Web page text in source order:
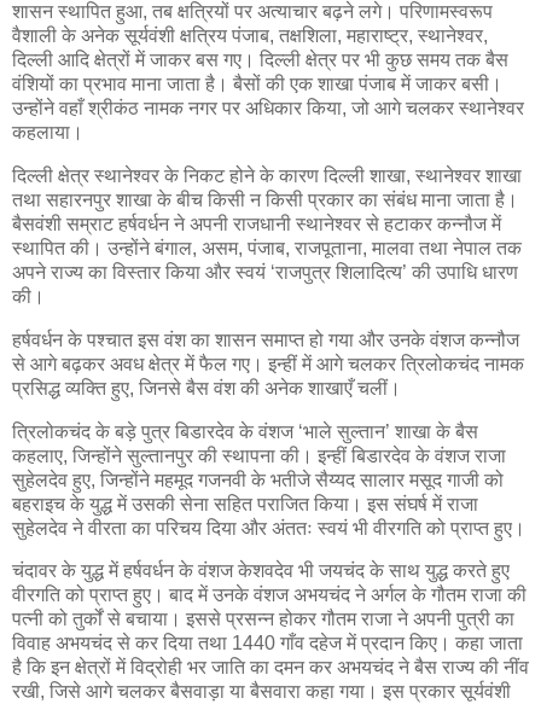
शासन स्थापित हुआ, तब क्षत्रियों पर अत्याचार बढ़ने लगे। परिणामस्वरूप
वैशाली के अनेक सूर्यवंशी क्षत्रिय पंजाब, तक्षशिला, महाराष्ट्र, स्थानेश्वर,
दिल्ली आदि क्षेत्रों में जाकर बस गए। दिल्ली क्षेत्र पर भी कुछ समय तक बैस
वंशियों का प्रभाव माना जाता है। बैसों की एक शाखा पंजाब में जाकर बसी।
उन्होंने वहाँ श्रीकंठ नामक नगर पर अधिकार किया, जो आगे चलकर स्थानेश्वर
कहलाया।
दिल्ली क्षेत्र स्थानेश्वर के निकट होने के कारण दिल्ली शाखा, स्थानेश्वर शाखा
तथा सहारनपुर शाखा के बीच किसी न किसी प्रकार का संबंध माना जाता है।
बैसवंशी सम्राट हर्षवर्धन ने अपनी राजधानी स्थानेश्वर से हटाकर कन्नौज में
स्थापित की। उन्होंने बंगाल, असम, पंजाब, राजपूताना, मालवा तथा नेपाल तक
अपने राज्य का विस्तार किया और स्वयं ‘राजपुत्र शिलादित्य’ की उपाधि धारण
की।
हर्षवर्धन के पश्चात इस वंश का शासन समाप्त हो गया और उनके वंशज कन्नौज
से आगे बढ़कर अवध क्षेत्र में फैल गए। इन्हीं में आगे चलकर त्रिलोकचंद नामक
प्रसिद्ध व्यक्ति हुए, जिनसे बैस वंश की अनेक शाखाएँ चलीं।
त्रिलोकचंद के बड़े पुत्र बिडारदेव के वंशज ‘भाले सुल्तान’ शाखा के बैस
कहलाए, जिन्होंने सुल्तानपुर की स्थापना की। इन्हीं बिडारदेव के वंशज राजा
सुहेलदेव हुए, जिन्होंने महमूद गजनवी के भतीजे सैय्यद सालार मसूद गाजी को
बहराइच के युद्ध में उसकी सेना सहित पराजित किया। इस संघर्ष में राजा
सुहेलदेव ने वीरता का परिचय दिया और अंततः स्वयं भी वीरगति को प्राप्त हुए।
चंदावर के युद्ध में हर्षवर्धन के वंशज केशवदेव भी जयचंद के साथ युद्ध करते हुए
वीरगति को प्राप्त हुए। बाद में उनके वंशज अभयचंद ने अर्गल के गौतम राजा की
पत्नी को तुर्कों से बचाया। इससे प्रसन्न होकर गौतम राजा ने अपनी पुत्री का
विवाह अभयचंद से कर दिया तथा 1440 गाँव दहेज में प्रदान किए। कहा जाता
है कि इन क्षेत्रों में विद्रोही भर जाति का दमन कर अभयचंद ने बैस राज्य की नींव
रखी, जिसे आगे चलकर बैसवाड़ा या बैसवारा कहा गया। इस प्रकार सूर्यवंशी